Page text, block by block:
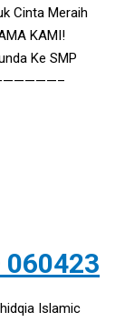
Cinta Meraih
KAMI!
Ke SMP
Islamic